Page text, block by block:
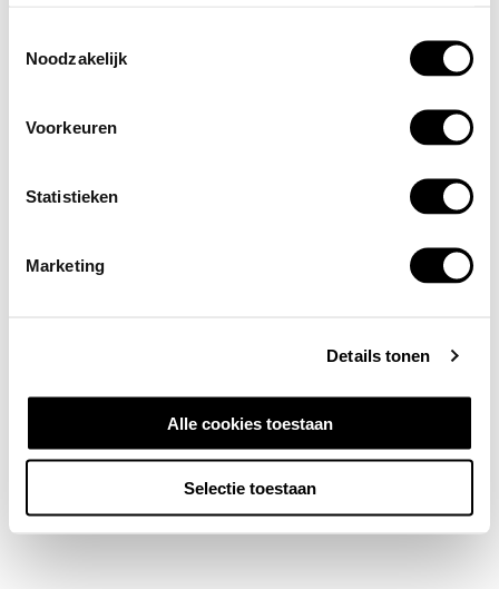
Noodzakelijk
Voorkeuren
Statistieken
Marketing
Details tonen
Alle cookies toestaan
Selectie toestaan